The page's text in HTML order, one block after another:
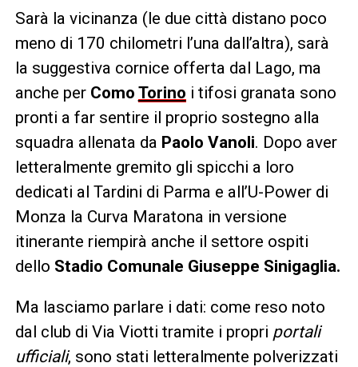
Sarà la vicinanza (le due città distano poco
meno di 170 chilometri l’una dall’altra), sarà
la suggestiva cornice offerta dal Lago, ma
anche perComo Torino i tifosi granata sono
pronti a far sentire il proprio sostegno alla
squadra allenata da Paolo Vanoli. Dopo aver
letteralmente gremito gli spicchi a loro
dedicati al Tardini di Parma e all’U-Power di
Monza la Curva Maratona in versione
itinerante riempirà anche il settore ospiti
dello Stadio Comunale Giuseppe Sinigaglia.
Ma lasciamo parlare i dati: come reso noto
dal club di Via Viotti tramite i propri portali
ufficiali, sono stati letteralmente polverizzati